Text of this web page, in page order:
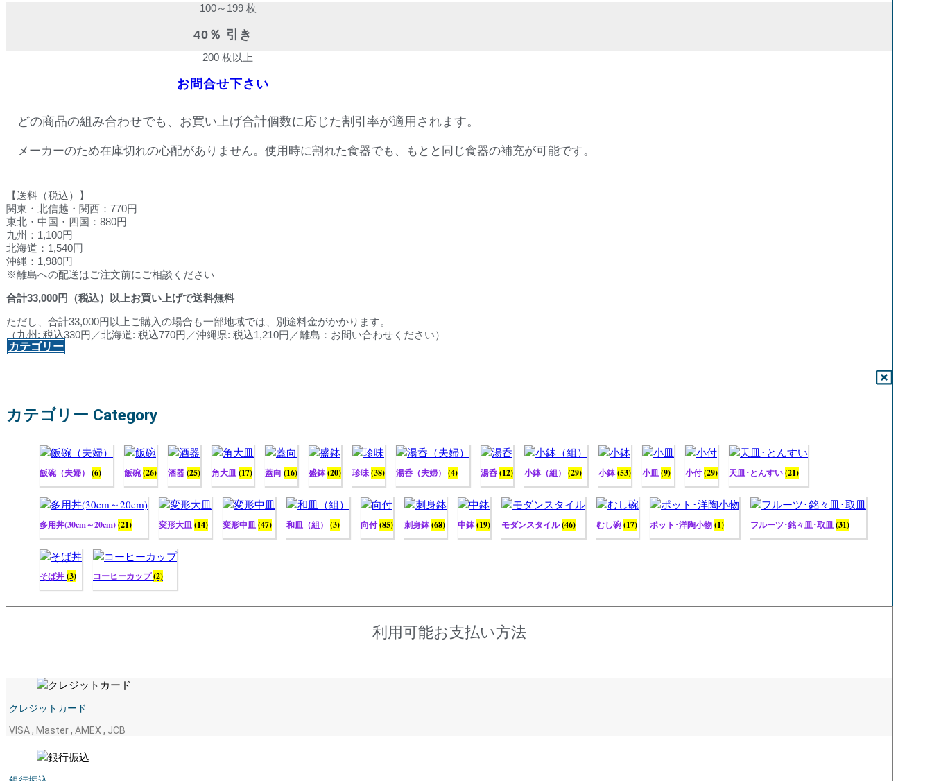
100～199 枚
40％ 引き
200 枚以上
お問合せ下さい
どの商品の組み合わせでも、お買い上げ合計個数に応じた割引率が適用されます。
メーカーのため在庫切れの心配がありません。使用時に割れた食器でも、もとと同じ食器の補充が可能です。
【送料（税込）】
関東・北信越・関西：770円
東北・中国・四国：880円
九州：1,100円
北海道：1,540円
沖縄：1,980円
※離島への配送はご注文前にご相談ください
合計33,000円（税込）以上お買い上げで送料無料
ただし、合計33,000円以上ご購入の場合も一部地域では、別途料金がかかります。
（九州: 税込330円／北海道: 税込770円／沖縄県: 税込1,210円／離島：お問い合わせください）
カテゴリー
カテゴリー Category
飯碗（夫婦） (6) 飯碗(26) 酒器(25) 角大皿(17) 蓋向 (16) 盛鉢(20) 珍味(38) 湯呑（夫婦） (4) 湯呑(12) 小鉢（組） (29) 小鉢(53) 小皿(9) 小付(29) 天皿･とんすい(21)
多用丼(30cm～20cm)(21) 変形大皿(14) 変形中皿(47) 和皿（組） (3) 向付(85) 刺身鉢(68) 中鉢(19) モダンスタイル(46) むし碗(17) ポット･洋陶小物(1) フルーツ･銘々皿･取皿(31)
そば丼(3) コーヒーカップ(2)
利用可能お支払い方法
クレジットカード
VISA , Master , AMEX , JCB